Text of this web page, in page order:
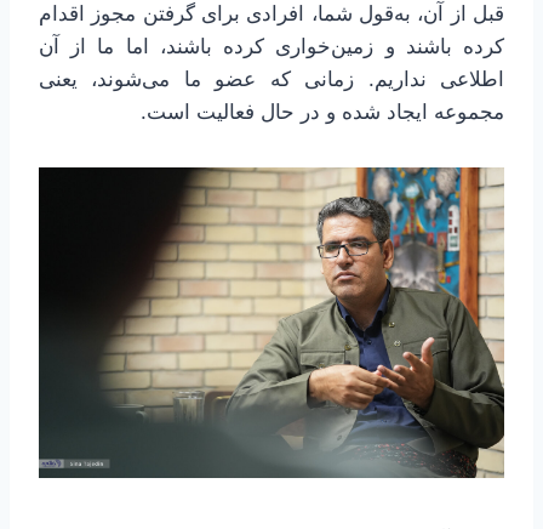
قبل از آن، به‌قول شما، افرادی برای گرفتن مجوز اقدام
کرده باشند و زمین‌خواری کرده باشند، اما ما از آن
اطلاعی نداریم. زمانی که عضو ما می‌شوند، یعنی
مجموعه ایجاد شده و در حال فعالیت است.